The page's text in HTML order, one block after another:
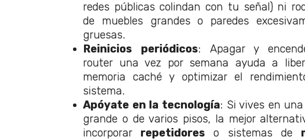
redes públicas colindan con tu señal) ni
de muebles grandes o paredes
gruesas.
Reinicios periódicos: Apagar y
router una vez por semana ayuda a
memoria caché y optimizar el
sistema.
Apóyate en la tecnología: Si vives en
grande o de varios pisos, la mejor
incorporar repetidores o sistemas de